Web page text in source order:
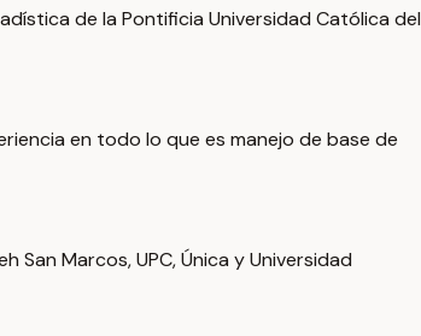
de la Pontificia Universidad Católica del
en todo lo que es manejo de base de
San Marcos, UPC, Única y Universidad